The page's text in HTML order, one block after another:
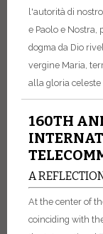
l'autorità di
e Paolo e Nostra,
dogma da Dio
vergine Maria,
alla gloria celeste
160TH
A
At the center of
coinciding with